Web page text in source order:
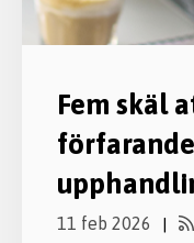
Fem skäl
11 feb 2026 |